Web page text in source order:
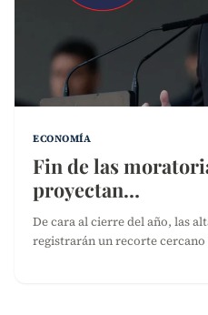
ECONOMÍA
Fin de las
proyectan…
De cara al cierre del año, las
registrarán un recorte cercano